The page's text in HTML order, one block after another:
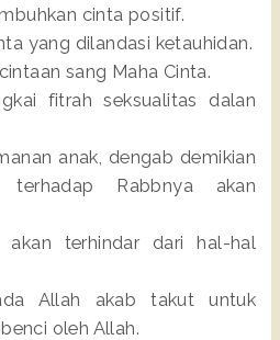
cinta positif.
yang dilandasi ketauhidan.
sang Maha Cinta.
fitrah seksualitas dalan
anak, dengab demikian
terhadap Rabbnya akan
akan terhindar dari hal-hal
Allah akab takut untuk
oleh Allah.